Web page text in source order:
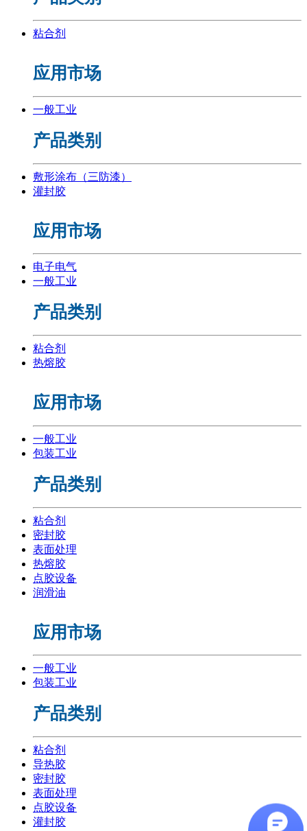
粘合剂
应用市场
一般工业
产品类别
敷形涂布（三防漆）
灌封胶
应用市场
电子电气
一般工业
产品类别
粘合剂
热熔胶
应用市场
一般工业
包装工业
产品类别
粘合剂
密封胶
表面处理
热熔胶
点胶设备
润滑油
应用市场
一般工业
包装工业
产品类别
粘合剂
导热胶
密封胶
表面处理
点胶设备
灌封胶